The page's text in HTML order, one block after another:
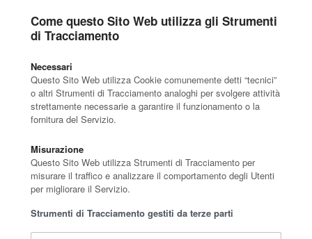
Come questo Sito Web utilizza gli Strumenti
di Tracciamento
Necessari
Questo Sito Web utilizza Cookie comunemente detti “tecnici”
o altri Strumenti di Tracciamento analoghi per svolgere attività
strettamente necessarie a garantire il funzionamento o la
fornitura del Servizio.
Misurazione
Questo Sito Web utilizza Strumenti di Tracciamento per
misurare il traffico e analizzare il comportamento degli Utenti
per migliorare il Servizio.
Strumenti di Tracciamento gestiti da terze parti